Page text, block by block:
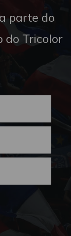
parte do
do Tricolor